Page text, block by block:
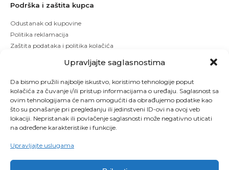
Upravljajte saglasnostima
Da bismo pružili najbolje iskustvo, koristimo tehnologije poput
kolačića za čuvanje i/ili pristup informacijama o uređaju. Saglasnost sa
ovim tehnologijama će nam omogućiti da obrađujemo podatke kao
što su ponašanje pri pregledanju ili jedinstveni ID-ovi na ovoj veb
lokaciji. Nepristanak ili povlačenje saglasnosti može negativno uticati
na određene karakteristike i funkcije.
Upravljajte uslugama
Podrška i zaštita kupca
Odustanak od kupovine
Politika reklamacija
Zaštita podataka i politika kolačića